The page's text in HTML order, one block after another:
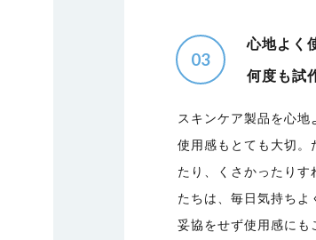
03
心地よく
何度も試
スキンケア製品を心地
使用感もとても大切。
たり、くさかったりす
たちは、毎日気持ちよ
妥協をせず使用感にも